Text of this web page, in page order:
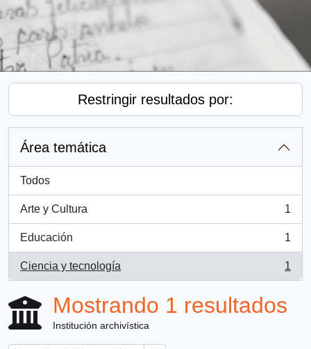
Restringir resultados por:
Área temática
Todos
Arte y Cultura
, 1 resultados
1
Educación
, 1 resultados
1
Ciencia y tecnología
, 1 resultados
1
Mostrando 1 resultados
Institución archivística